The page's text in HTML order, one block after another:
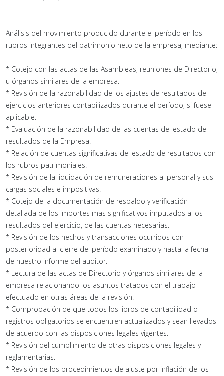
Análisis del movimiento producido durante el período en los
rubros integrantes del patrimonio neto de la empresa, mediante:
* Cotejo con las actas de las Asambleas, reuniones de Directorio,
u órganos similares de la empresa.
* Revisión de la razonabilidad de los ajustes de resultados de
ejercicios anteriores contabilizados durante el período, si fuese
aplicable.
* Evaluación de la razonabilidad de las cuentas del estado de
resultados de la Empresa.
* Relación de cuentas significativas del estado de resultados con
los rubros patrimoniales.
* Revisión de la liquidación de remuneraciones al personal y sus
cargas sociales e impositivas.
* Cotejo de la documentación de respaldo y verificación
detallada de los importes mas significativos imputados a los
resultados del ejercicio, de las cuentas necesarias.
* Revisión de los hechos y transacciones ocurridos con
posterioridad al cierre del período examinado y hasta la fecha
de nuestro informe del auditor.
* Lectura de las actas de Directorio y órganos similares de la
empresa relacionando los asuntos tratados con el trabajo
efectuado en otras áreas de la revisión.
* Comprobación de que todos los libros de contabilidad o
registros obligatorios se encuentren actualizados y sean llevados
de acuerdo con las disposiciones legales vigentes.
* Revisión del cumplimiento de otras disposiciones legales y
reglamentarias.
* Revisión de los procedimientos de ajuste por inflación de los